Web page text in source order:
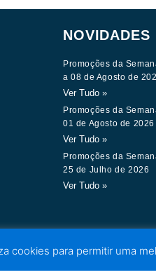
NOVIDADES
Promoções da
a 08 de Agosto de
Ver Tudo »
Promoções da
01 de Agosto de 2026
Ver Tudo »
Promoções da
25 de Julho de 2026
Ver Tudo »
cookies para permitir uma